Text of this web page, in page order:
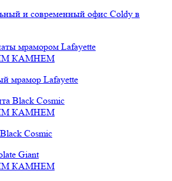
и современный офис Coldy в
мрамором Lafayette
КАМНЕМ
мрамор Lafayette
Black Cosmic
КАМНЕМ
Cosmic
Giant
КАМНЕМ